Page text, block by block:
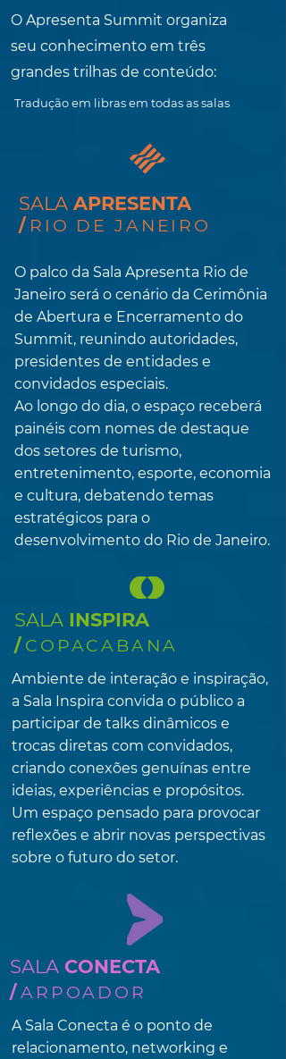
O Apresenta Summit organiza
seu conhecimento em três
grandes trilhas de conteúdo:
Tradução em libras em todas as salas
SALA APRESENTA
/ RIO DE JANEIRO
O palco da Sala Apresenta Rio de
Janeiro será o cenário da Cerimônia
de Abertura e Encerramento do
Summit, reunindo autoridades,
presidentes de entidades e
convidados especiais.
Ao longo do dia, o espaço receberá
painéis com nomes de destaque
dos setores de turismo,
entretenimento, esporte, economia
e cultura, debatendo temas
estratégicos para o
desenvolvimento do Rio de Janeiro.
SALA INSPIRA
/ COPACABANA
Ambiente de interação e inspiração,
a Sala Inspira convida o público a
participar de talks dinâmicos e
trocas diretas com convidados,
criando conexões genuínas entre
ideias, experiências e propósitos.
Um espaço pensado para provocar
reflexões e abrir novas perspectivas
sobre o futuro do setor.
SALA CONECTA
/ ARPOADOR
A Sala Conecta é o ponto de
relacionamento, networking e